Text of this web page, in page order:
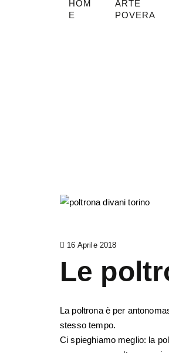
HOM
E
ARTE
POVERA
16 Aprile 2018
Le
La poltrona è per
stesso tempo.
Ci spieghiamo meglio: la